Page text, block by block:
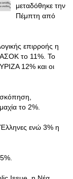
μεταδόθηκε την
Πέμπτη από
επιρροής η
το 11%. Το
12% και οι
το 2%.
ενώ 3% η